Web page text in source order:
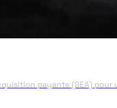
payante (SEA) pour